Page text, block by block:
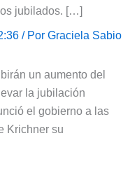
jubilados. […]
/ Por Graciela Sabio
un aumento del
la jubilación
el gobierno a las
Krichner su